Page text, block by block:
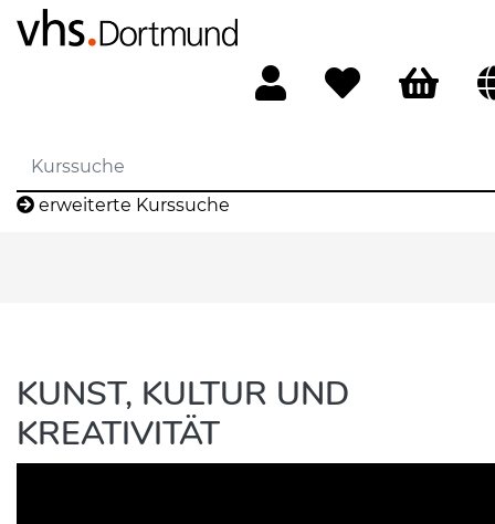
erweiterte Kurssuche
KUNST, KULTUR UND
KREATIVITÄT